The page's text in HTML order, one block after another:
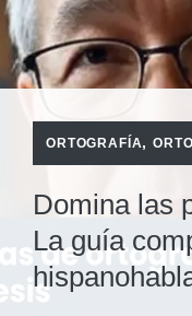
ORTOGRAFÍA,
Domina las
La guía